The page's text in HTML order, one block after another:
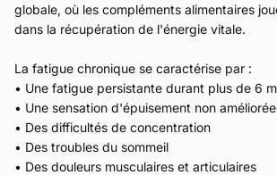
globale, où les compléments alimentaires
dans la récupération de l'énergie vitale.
La fatigue chronique se caractérise par :
• Une fatigue persistante durant plus de 6
• Une sensation d'épuisement non
• Des difficultés de concentration
• Des troubles du sommeil
• Des douleurs musculaires et articulaires